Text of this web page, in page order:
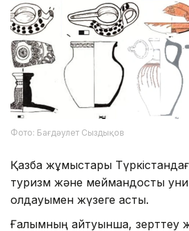
Фото: Бағдәулет Сыздықов
Қазба жұмыстары
туризм және меймандостық
қолдауымен жүзеге асты.
Ғалымның айтуынша, зерттеу